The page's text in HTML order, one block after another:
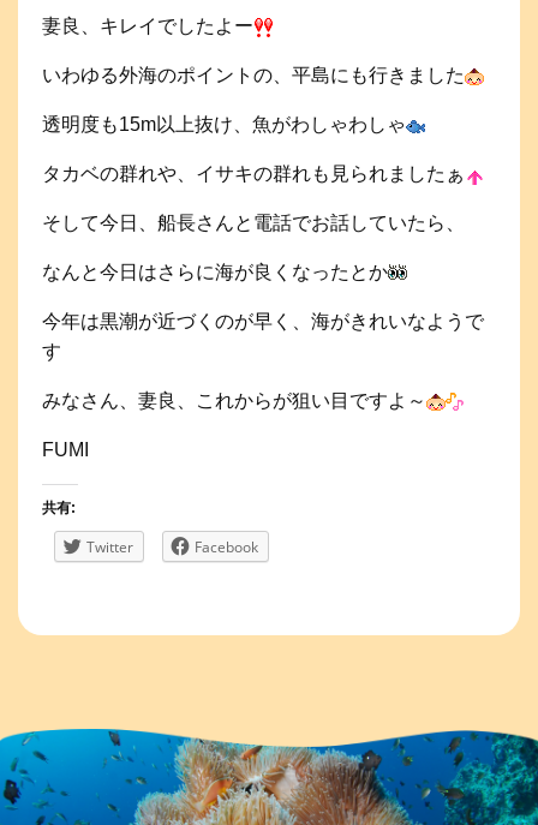
妻良、キレイでしたよー
いわゆる外海のポイントの、平島にも行きました
透明度も15m以上抜け、魚がわしゃわしゃ
タカベの群れや、イサキの群れも見られましたぁ
そして今日、船長さんと電話でお話していたら、
なんと今日はさらに海が良くなったとか
今年は黒潮が近づくのが早く、海がきれいなようで
す
みなさん、妻良、これからが狙い目ですよ～
FUMI
共有:
Twitter Facebook